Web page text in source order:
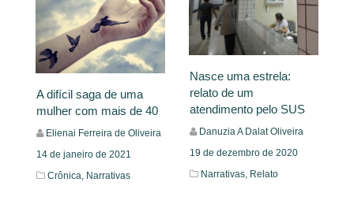
A difícil saga de uma
mulher com mais de 40
Elienai Ferreira de Oliveira
14 de janeiro de 2021
Crônica, Narrativas
Nasce uma estrela:
relato de um
atendimento pelo SUS
Danuzia A Dalat Oliveira
19 de dezembro de 2020
Narrativas, Relato